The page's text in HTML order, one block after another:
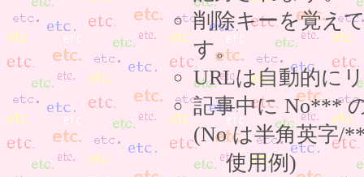
削除キーを覚え
す。
URLは自動的に
記事中に No***
(No は半角英字/
使用例)